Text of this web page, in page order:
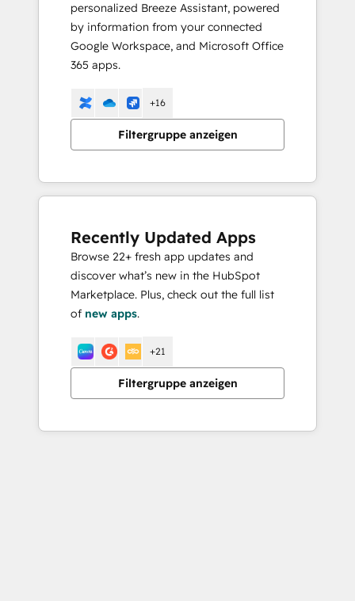
personalized Breeze Assistant, powered
by information from your connected
Google Workspace, and Microsoft Office
365 apps.
Filtergruppe anzeigen
+16
Recently Updated Apps
Browse 22+ fresh app updates and
discover what’s new in the HubSpot
Marketplace. Plus, check out the full list
of new apps.
Filtergruppe anzeigen
+21